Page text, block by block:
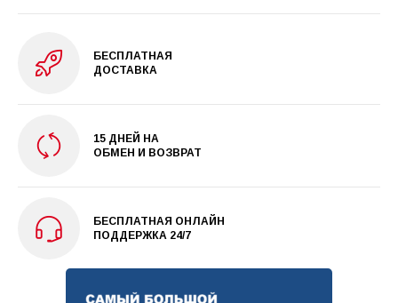
БЕСПЛАТНАЯ
ДОСТАВКА
15 ДНЕЙ НА
ОБМЕН И ВОЗВРАТ
БЕСПЛАТНАЯ ОНЛАЙН
ПОДДЕРЖКА 24/7